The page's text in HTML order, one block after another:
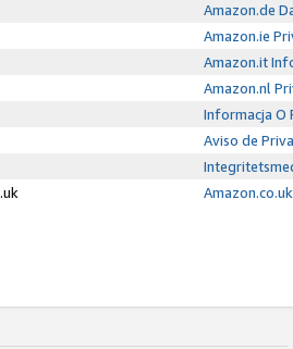
Amazon.de
Amazon.ie
Amazon.it
Amazon.nl
Informacja O
Aviso de